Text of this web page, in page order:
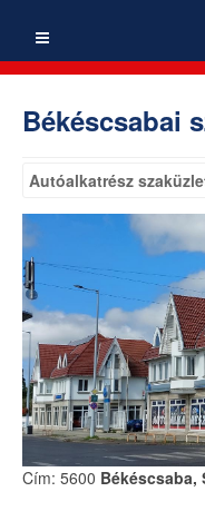
Békéscsabai
Autóalkatrész
Cím: 5600 Békéscsaba,